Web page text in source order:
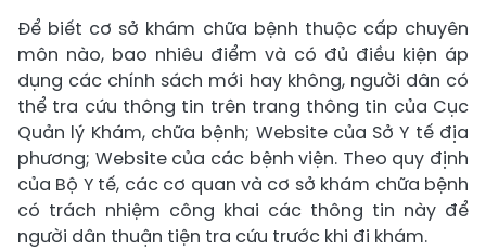
Để biết cơ sở khám chữa bệnh thuộc cấp chuyên
môn nào, bao nhiêu điểm và có đủ điều kiện áp
dụng các chính sách mới hay không, người dân có
thể tra cứu thông tin trên trang thông tin của Cục
Quản lý Khám, chữa bệnh; Website của Sở Y tế địa
phương; Website của các bệnh viện. Theo quy định
của Bộ Y tế, các cơ quan và cơ sở khám chữa bệnh
có trách nhiệm công khai các thông tin này để
người dân thuận tiện tra cứu trước khi đi khám.